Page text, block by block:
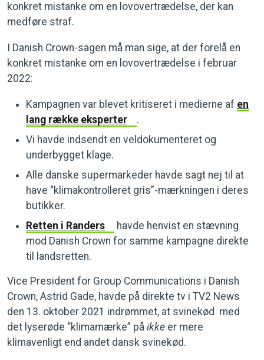
konkret mistanke om en lovovertrædelse, der kan
medføre straf.
I Danish Crown-sagen må man sige, at der forelå en
konkret mistanke om en lovovertrædelse i februar
2022:
Kampagnen var blevet kritiseret i medierne af en
lang række eksperter
.
Vi havde indsendt en veldokumenteret og
underbygget klage.
Alle danske supermarkeder havde sagt nej til at
have “klimakontrolleret gris”-mærkningen i deres
butikker.
Retten i Randers
havde henvist en stævning
mod Danish Crown for samme kampagne direkte
til landsretten.
Vice President for Group Communications i Danish
Crown, Astrid Gade, havde på direkte tv i TV2 News
den 13. oktober 2021 indrømmet, at svinekød med
det lyserøde “klimamærke” på ikke er mere
klimavenligt end andet dansk svinekød.